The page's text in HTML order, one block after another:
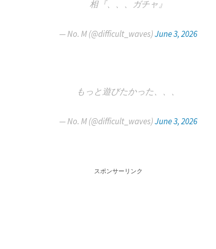
相『、、、ガチャ』
— No. M (@difficult_waves)June 3, 2026
もっと遊びたかった、、、
— No. M (@difficult_waves)June 3, 2026
スポンサーリンク